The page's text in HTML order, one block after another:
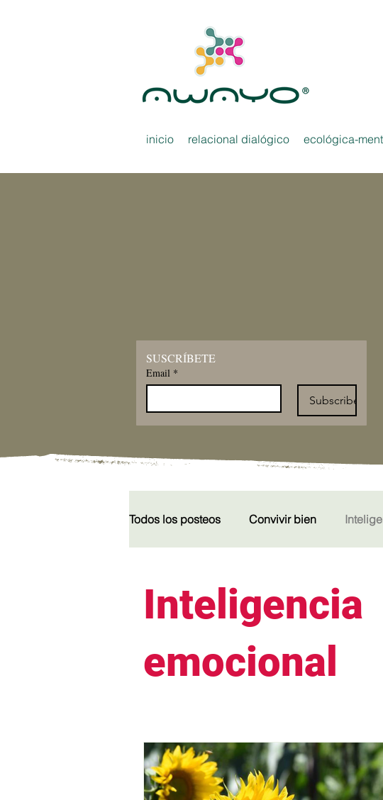
inicio relacional dialógico ecológica-
SUSCRÍBETE
Email *
Subscribe
Todos los posteos Convivir bien
Inteligencia
emocional